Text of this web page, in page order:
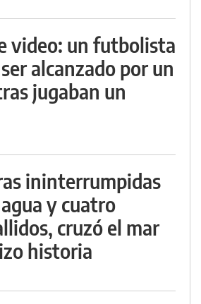
video: un futbolista
alcanzado por un
jugaban un
ininterrumpidas
y cuatro
cruzó el mar
historia